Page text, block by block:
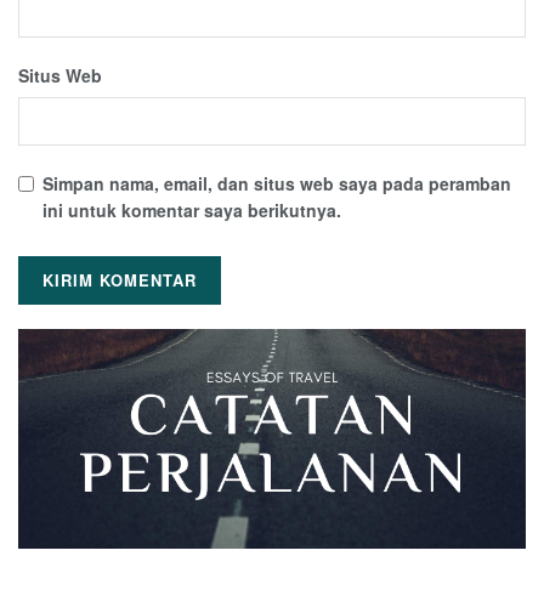
Situs Web
Simpan nama, email, dan situs web saya pada peramban
ini untuk komentar saya berikutnya.